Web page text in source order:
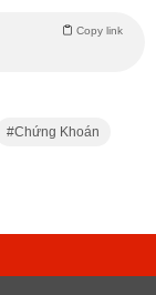
Copy link
Chứng Khoán